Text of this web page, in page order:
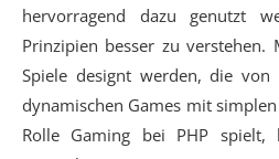
hervorragend dazu genutzt
Prinzipien besser zu verstehen.
Spiele designt werden, die
dynamischen Games mit
Rolle Gaming bei PHP